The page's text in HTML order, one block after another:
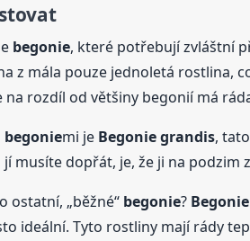
begonie, které potřebují zvláštní
z mála pouze jednoletá rostlina,
na rozdíl od většiny begonií má
begoniemi je Begoniegrandis,
jí musíte dopřát, je, že ji na podzim
ostatní, „běžné“ begonie? Begonie
ideální. Tyto rostliny mají rády